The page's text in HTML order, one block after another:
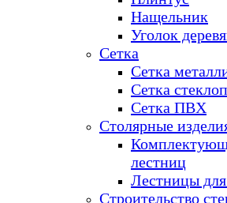
Нащельник
Уголок
Сетка
Сетка
Сетка
Сетка ПВХ
Столярные
лестниц
Лестницы
Строительство